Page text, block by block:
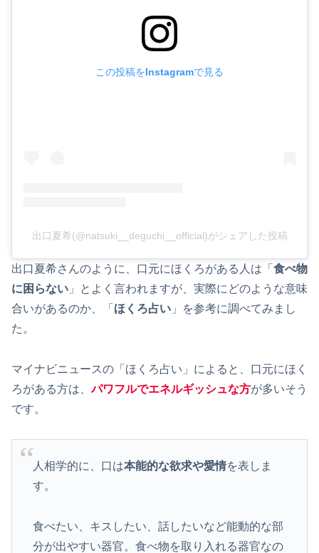
この投稿をInstagramで見る
出口夏希(@natsuki__deguchi__official)がシェアした投稿
出口夏希さんのように、口元にほくろがある人は「 食べ物
に困らない 」とよく言われますが、実際にどのような意味
合いがあるのか、「 ほくろ占い 」を参考に調べてみまし
た。
マイナビニュースの「ほくろ占い」によると、口元にほく
ろがある方は、パワフルでエネルギッシュな方が多いそう
です。
人相学的に、口は本能的な欲求や愛情を表しま
す。
食べたい、キスしたい、話したいなど能動的な部
分が出やすい器官。食べ物を取り入れる器官なの